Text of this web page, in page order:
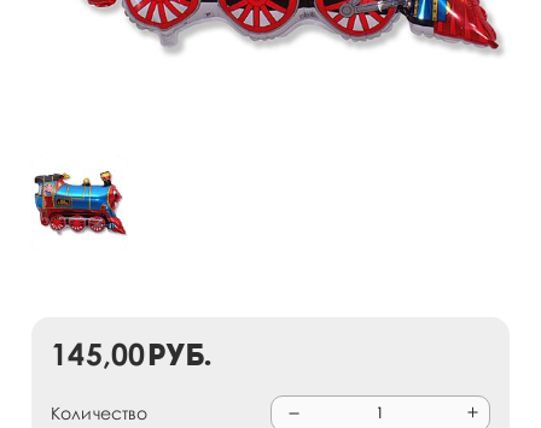
145,00руб.
Количество